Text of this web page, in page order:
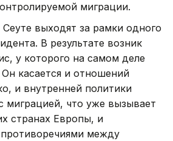
миграции.
выходят за рамки одного
В результате возник
у которого на самом деле
касается и отношений
и внутренней политики
миграцией, что уже вызывает
странах Европы, и
между